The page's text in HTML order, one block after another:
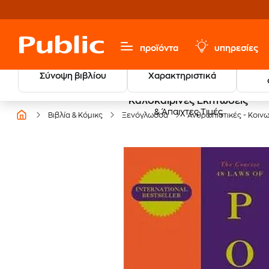
προϊόντα υπηρεσίες
Σύνοψη βιβλίου Χαρακτηριστικά
Καλοκαιρινές Εκπτώσεις
& Άπαιχτες Τιμές
Βιβλία & Κόμικς Ξενόγλωσσα Ανθρωπιστικές -